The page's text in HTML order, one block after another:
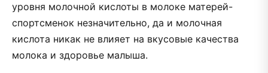
уровня молочной кислоты в молоке матерей-
спортсменок незначительно, да и молочная
кислота никак не влияет на вкусовые качества
молока и здоровье малыша.